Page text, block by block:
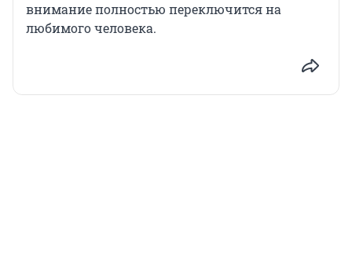
внимание полностью переключится на
любимого человека.